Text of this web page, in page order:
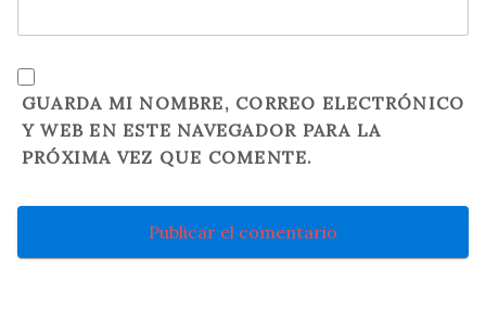
GUARDA MI NOMBRE, CORREO ELECTRÓNICO
Y WEB EN ESTE NAVEGADOR PARA LA
PRÓXIMA VEZ QUE COMENTE.